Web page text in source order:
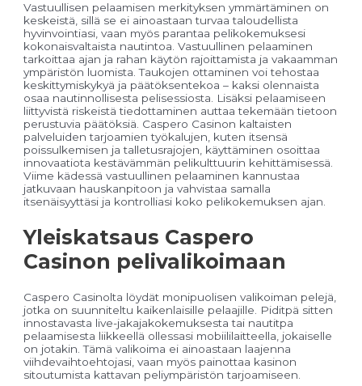
Vastuullisen pelaamisen merkityksen ymmärtäminen on
keskeistä, sillä se ei ainoastaan turvaa taloudellista
hyvinvointiasi, vaan myös parantaa pelikokemuksesi
kokonaisvaltaista nautintoa. Vastuullinen pelaaminen
tarkoittaa ajan ja rahan käytön rajoittamista ja vakaamman
ympäristön luomista. Taukojen ottaminen voi tehostaa
keskittymiskykyä ja päätöksentekoa – kaksi olennaista
osaa nautinnollisesta pelisessiosta. Lisäksi pelaamiseen
liittyvistä riskeistä tiedottaminen auttaa tekemään tietoon
perustuvia päätöksiä. Caspero Casinon kaltaisten
palveluiden tarjoamien työkalujen, kuten itsensä
poissulkemisen ja talletusrajojen, käyttäminen osoittaa
innovaatiota kestävämmän pelikulttuurin kehittämisessä.
Viime kädessä vastuullinen pelaaminen kannustaa
jatkuvaan hauskanpitoon ja vahvistaa samalla
itsenäisyyttäsi ja kontrolliasi koko pelikokemuksen ajan.
Yleiskatsaus Caspero
Casinon pelivalikoimaan
Caspero Casinolta löydät monipuolisen valikoiman pelejä,
jotka on suunniteltu kaikenlaisille pelaajille. Piditpä sitten
innostavasta live-jakajakokemuksesta tai nautitpa
pelaamisesta liikkeellä ollessasi mobiililaitteella, jokaiselle
on jotakin. Tämä valikoima ei ainoastaan laajenna
viihdevaihtoehtojasi, vaan myös painottaa kasinon
sitoutumista kattavan peliympäristön tarjoamiseen.